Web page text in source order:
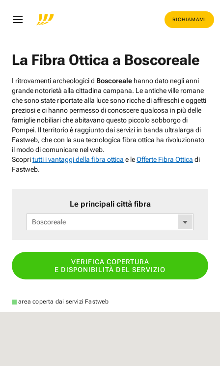
RICHIAMAMI
La Fibra Ottica a Boscoreale
I ritrovamenti archeologici d Boscoreale hanno dato negli anni
grande notorietà alla cittadina campana. Le antiche ville romane
che sono state riportate alla luce sono ricche di affreschi e oggetti
preziosi e ci hanno permesso di conoscere qualcosa in più delle
famiglie nobiliari che abitavano questo piccolo sobborgo di
Pompei. Il territorio è raggiunto dai servizi in banda ultralarga di
Fastweb, che con la sua tecnologica fibra ottica ha rivoluzionato
il modo di comunicare nel web.
Scopritutti i vantaggi della fibra ottica e leOfferte Fibra Ottica di
Fastweb.
Le principali città fibra
Boscoreale
VERIFICA COPERTURA
E DISPONIBILITÀ DEL SERVIZIO
area coperta dai servizi Fastweb